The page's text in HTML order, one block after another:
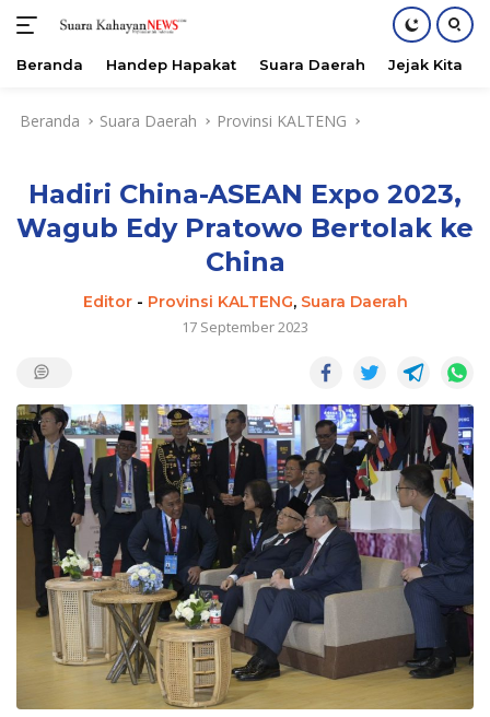
Beranda Handep Hapakat Suara Daerah Jejak Kita
Beranda Suara Daerah Provinsi KALTENG
Hadiri China-ASEAN Expo 2023,
Wagub Edy Pratowo Bertolak ke
China
Editor- Provinsi KALTENG, Suara Daerah
17 September 2023